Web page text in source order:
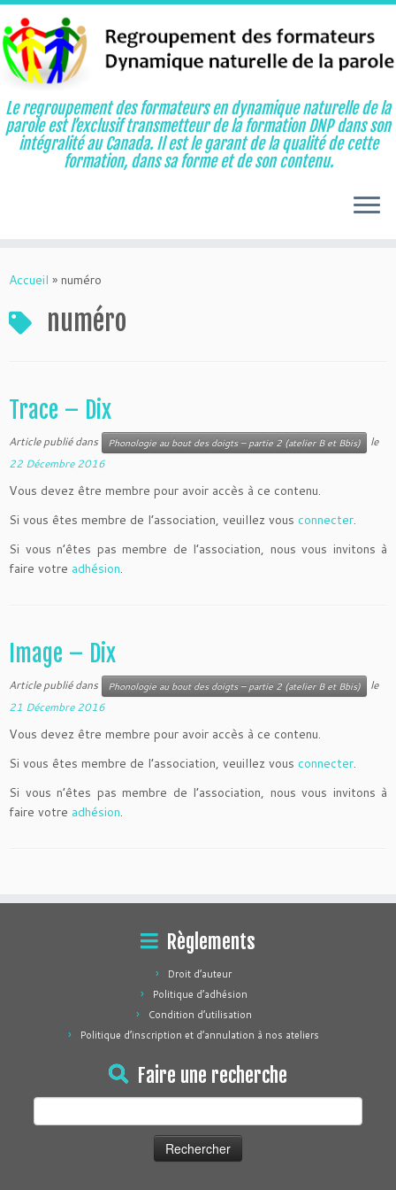
au
Le regroupement des formateurs en dynamique naturelle de la
parole est l’exclusif transmetteur de la formation DNP dans son
intégralité au Canada. Il est le garant de la qualité de cette
formation, dans sa forme et de son contenu.
Accueil » numéro
numéro
Trace – Dix
Article publié dans Phonologie au bout des doigts – partie 2 (atelier B et Bbis)
le
22 Décembre 2016
Vous devez être membre pour avoir accès à ce contenu.
Si vous êtes membre de l’association, veuillez vous connecter.
Si vous n’êtes pas membre de l’association, nous vous invitons à
faire votre adhésion.
Image – Dix
Article publié dans Phonologie au bout des doigts – partie 2 (atelier B et Bbis)
le
21 Décembre 2016
Vous devez être membre pour avoir accès à ce contenu.
Si vous êtes membre de l’association, veuillez vous connecter.
Si vous n’êtes pas membre de l’association, nous vous invitons à
faire votre adhésion.
Règlements
Droit d’auteur
Politique d’adhésion
Condition d’utilisation
Politique d’inscription et d’annulation à nos ateliers
Faire une recherche